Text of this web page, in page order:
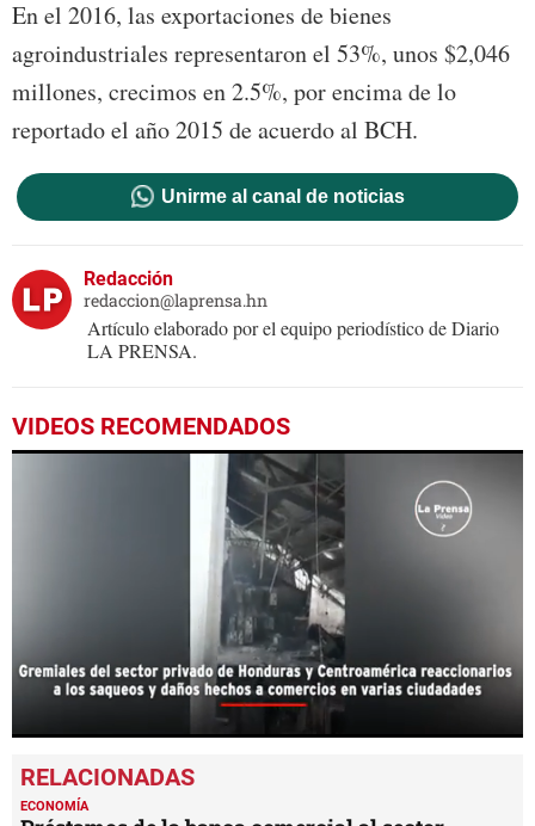
En el 2016, las exportaciones de bienes
agroindustriales representaron el 53%, unos $2,046
millones, crecimos en 2.5%, por encima de lo
reportado el año 2015 de acuerdo al BCH.
Unirme al canal de noticias
Redacción
redaccion@laprensa.hn
Artículo elaborado por el equipo periodístico de Diario
LA PRENSA.
VIDEOS RECOMENDADOS
seconds
of
1ECONOMÍA